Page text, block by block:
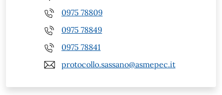
0975 78809
0975 78849
0975 78841
protocollo.sassano@asmepec.it